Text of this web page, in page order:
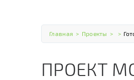
Главная > Проекты > >
ПРОЕКТ